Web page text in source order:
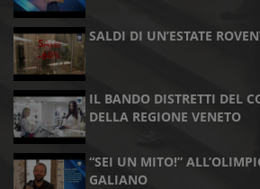
SALDI DI UN’ESTATE
IL BANDO DISTRETTI DEL
DELLA REGIONE VENETO
“SEI UN MITO!”
GALIANO